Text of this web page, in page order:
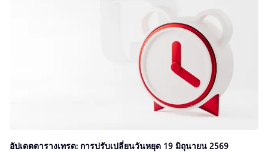
อัปเดตตารางเทรด: การปรับเปลี่ยนวันหยุด 19 มิถุนายน 2569